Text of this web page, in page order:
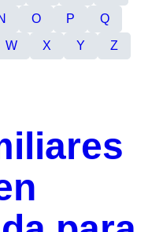
O P
Q
W X Y Z